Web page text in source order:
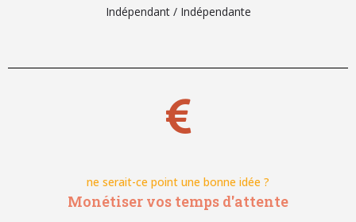
Indépendant / Indépendante
ne serait-ce point une bonne idée ?
Monétiser vos temps d'attente